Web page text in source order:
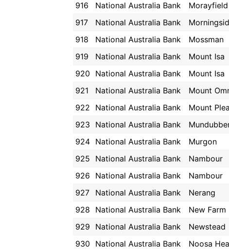
916
National Australia Bank Morayfield
917
National Australia Bank
918
National Australia Bank Mossman
919
National Australia Bank Mount Isa
920
National Australia Bank Mount Isa
921
National Australia Bank Mount
922
National Australia Bank Mount
923
National Australia Bank
924 National Australia Bank Murgon
925
National Australia Bank Nambour
926
National Australia Bank Nambour
927
National Australia Bank Nerang
928
National Australia Bank New Farm
929
National Australia Bank Newstead
930
National Australia Bank Noosa